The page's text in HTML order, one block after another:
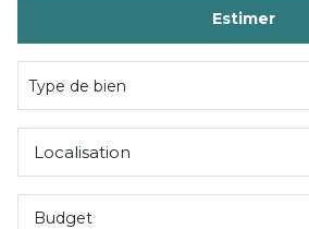
De l'immo pro
Estimer
Type de bien
Localisation
Budget